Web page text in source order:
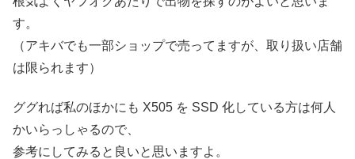
す。
（アキバでも一部ショップで売ってますが、取り扱い店舗
は限られます）
ググれば私のほかにも X505 を SSD 化している方は何人
かいらっしゃるので、
参考にしてみると良いと思いますよ。